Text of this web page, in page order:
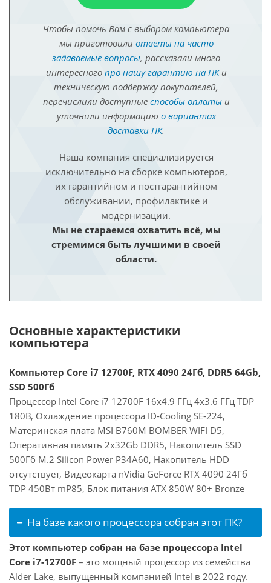
Чтобы помочь Вам с выбором компьютера
мы приготовили ответы на часто
задаваемые вопросы, рассказали много
интересного про нашу гарантию на ПКи
техническую поддержку покупателей,
перечислили доступные способы оплатыи
уточнили информацию о вариантах
доставки ПК.
Наша компания специализируется
исключительно на сборке компьютеров,
их гарантийном и постгарантийном
обслуживании, профилактике и
модернизации.
Мы не стараемся охватить всё, мы
стремимся быть лучшими в своей
области.
Основные характеристики
компьютера
Компьютер Core i7 12700F, RTX 4090 24Гб, DDR5 64Gb,
SSD 500Гб
Процессор Intel Core i7 12700F 16x4.9 ГГц 4x3.6 ГГц TDP
180В, Охлаждение процессора ID-Cooling SE-224,
Материнская плата MSI B760M BOMBER WIFI D5,
Оперативная память 2x32Gb DDR5, Накопитель SSD
500Гб M.2 Silicon Power P34A60, Накопитель HDD
отсутствует, Видеокарта nVidia GeForce RTX 4090 24Гб
TDP 450Вт mP85, Блок питания ATX 850W 80+ Bronze
На базе какого процессора собран этот ПК?
Этот компьютер собран на базе процессора Intel
Core i7-12700F – это мощный процессор из семейства
Alder Lake, выпущенный компанией Intel в 2022 году.